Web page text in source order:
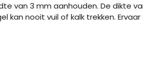
van 3 mm aanhouden. De dikte
kan nooit vuil of kalk trekken.